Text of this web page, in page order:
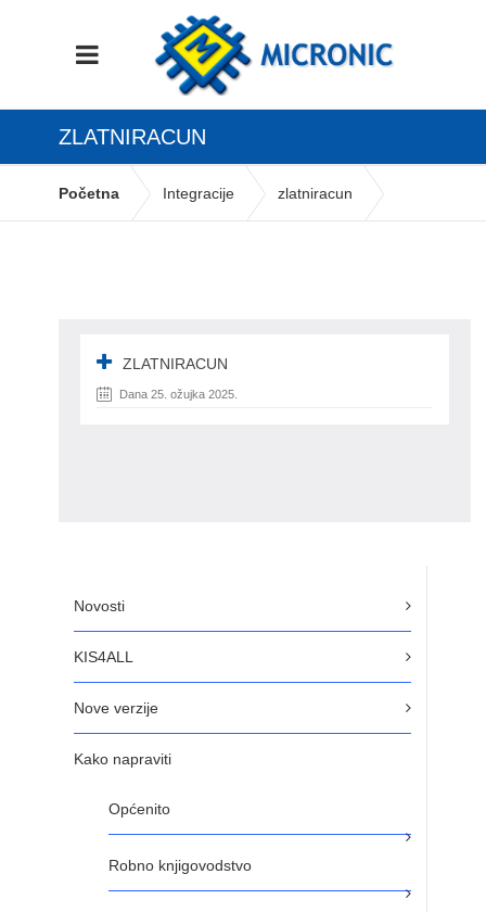
ZLATNIRACUN
Početna Integracije zlatniracun
Novosti
KIS4ALL
Nove verzije
Kako napraviti
Općenito
Robno knjigovodstvo
ZLATNIRACUN
Dana 25. ožujka 2025.